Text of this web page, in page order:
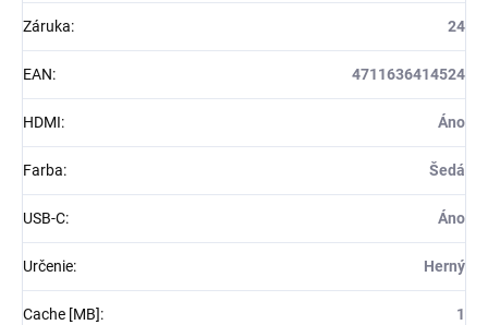
Záruka: 24
EAN: 4711636414524
HDMI: Áno
Farba: Šedá
USB-C: Áno
Určenie: Herný
Cache [MB]: 1